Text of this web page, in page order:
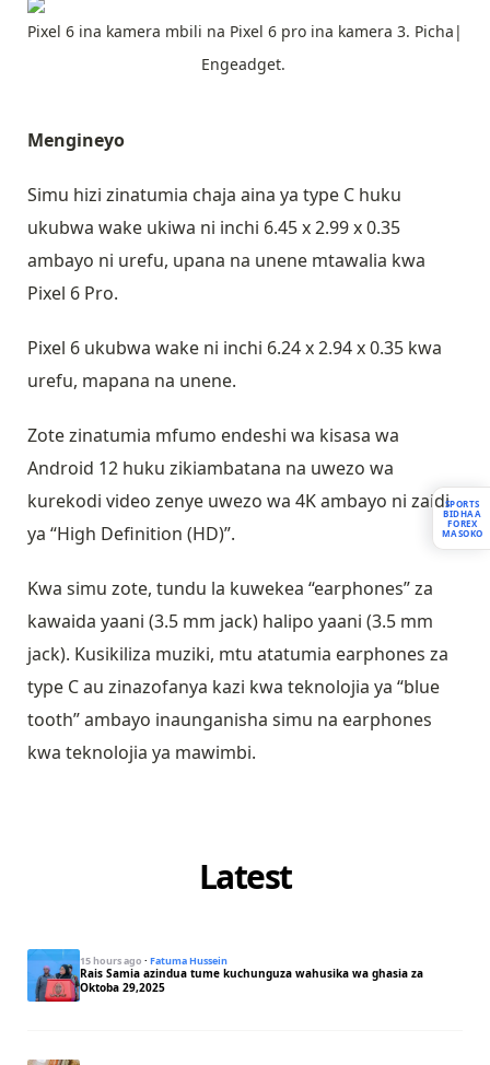
Pixel 6 ina kamera mbili na Pixel 6 pro ina kamera 3. Picha|
Engeadget.
Mengineyo
Simu hizi zinatumia chaja aina ya type C huku
ukubwa wake ukiwa ni inchi 6.45 x 2.99 x 0.35
ambayo ni urefu, upana na unene mtawalia kwa
Pixel 6 Pro.
Pixel 6 ukubwa wake ni inchi 6.24 x 2.94 x 0.35 kwa
urefu, mapana na unene.
Zote zinatumia mfumo endeshi wa kisasa wa
Android 12 huku zikiambatana na uwezo wa
kurekodi video zenye uwezo wa 4K ambayo ni zaidi
ya “High Definition (HD)”.
Kwa simu zote, tundu la kuwekea “earphones” za
kawaida yaani (3.5 mm jack) halipo yaani (3.5 mm
jack). Kusikiliza muziki, mtu atatumia earphones za
type C au zinazofanya kazi kwa teknolojia ya “blue
tooth” ambayo inaunganisha simu na earphones
kwa teknolojia ya mawimbi.
Latest
15 hours ago · Fatuma Hussein
Rais Samia azindua tume kuchunguza wahusika wa ghasia za
Oktoba 29,2025
SPORTS
BIDHAA
FOREX
MASOKO